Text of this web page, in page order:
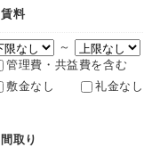
賃料
～
管理費・共益費を含む
敷金なし
礼金なし
間取り